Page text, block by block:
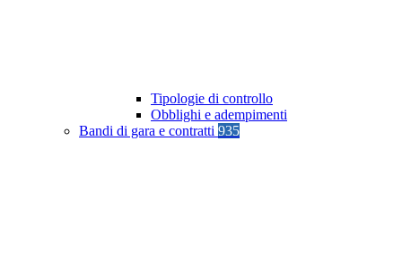
Tipologie di controllo
Obblighi e adempimenti
Bandi di gara e contratti 935